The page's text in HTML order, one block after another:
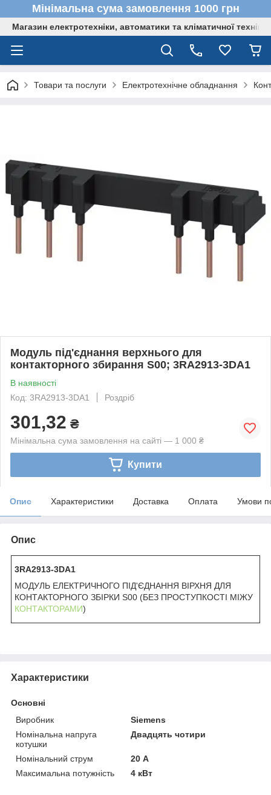
Мінімальна сума замовлення 1000 грн
Магазин електротехніки, автоматики та кліматичної техніки
Товари та послуги Електротехнічне обладнання
Модуль під'єднання верхнього для
контакторного збирання S00; 3RA2913-3DA1
В наявності
Код: 3RA2913-3DA1
Роздріб
301,32 ₴
Мінімальна сума замовлення на сайті — 1 000 ₴
Купити
Опис Характеристики Доставка Оплата Умови
Опис
3RA2913-3DA1
МОДУЛЬ ЕЛЕКТРИЧНОГО ПІД'ЄДНАННЯ ВІРХНЯ ДЛЯ
КОНТАКТОРНОГО ЗБІРКИ S00 (БЕЗ ПРОСТУПКОСТІ МІЖУ
КОНТАКТОРАМИ)
Характеристики
Основні
Виробник
Siemens
Номінальна напруга
котушки
Двадцять чотири
Номінальний струм
20 А
Максимальна потужність
4 кВт